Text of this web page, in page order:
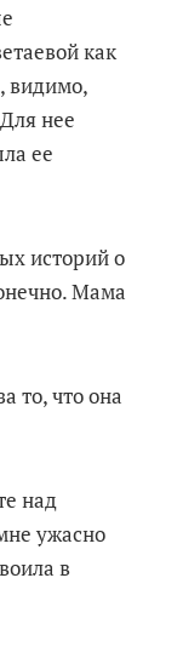
как
видимо,
нее
ее
историй о
Мама
то, что она
над
ужасно
в